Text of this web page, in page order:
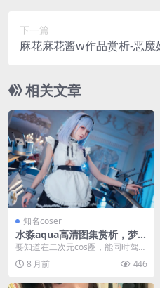
下一篇
麻花麻花酱w作品赏析-恶
相关文章
知名coser
水淼aqua高清图集赏析，梦见
月瑞希与八重神子cos惊艳亮
相
要知道在二次元cos圈，能同时驾驭
甜美元气与神秘优雅两种风格的创
作者并不多，水淼...
8 月前 446